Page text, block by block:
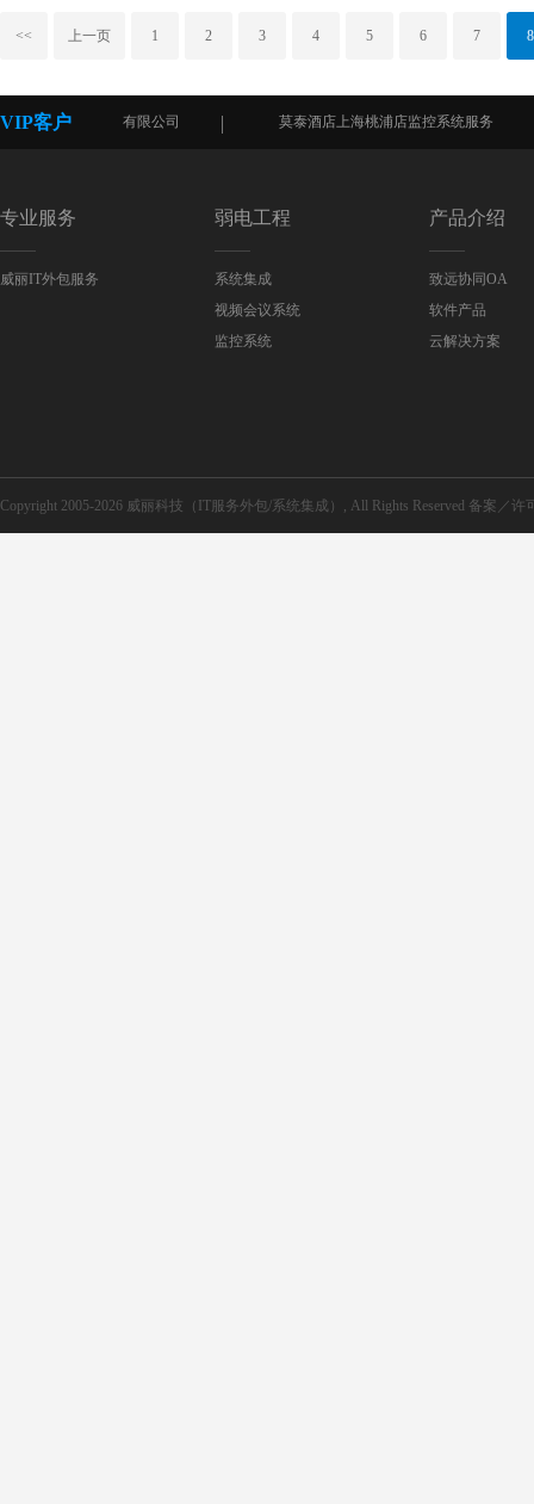
<< 上一页 1 2 3 4 5 6 7 8
VIP客户
统（上海）有限公司 莫泰酒店上海桃浦店监控系统服务
专业服务
威丽IT外包服务
弱电工程
系统集成
视频会议系统
监控系统
产品介绍
致远协同OA
软件产品
云解决方案
Copyright 2005-2026 威丽科技（IT服务外包/系统集成）, All Rights Reserved 备案／